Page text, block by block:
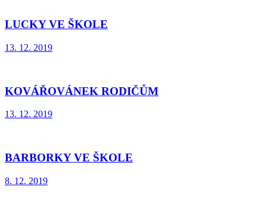
LUCKY VE ŠKOLE
13. 12. 2019
KOVÁŘOVÁNEK RODIČŮM
13. 12. 2019
BARBORKY VE ŠKOLE
8. 12. 2019